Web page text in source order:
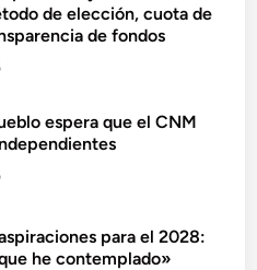
de elección, cuota de
de fondos
espera que el CNM
para el 2028:
he contemplado»